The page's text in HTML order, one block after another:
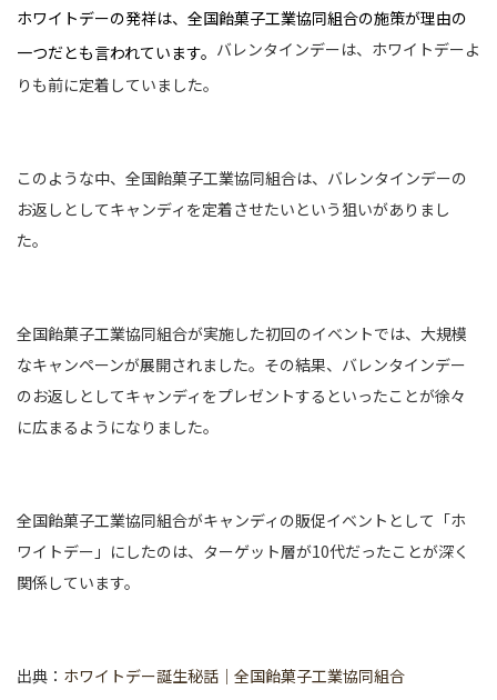
ホワイトデーの発祥は、全国飴菓子工業協同組合の施策が理由の
一つだとも言われています。 バレンタインデーは、ホワイトデーよ
りも前に定着していました。
このような中、全国飴菓子工業協同組合は、バレンタインデーの
お返しとしてキャンディを定着させたいという狙いがありまし
た。
全国飴菓子工業協同組合が実施した初回のイベントでは、大規模
なキャンペーンが展開されました。その結果、バレンタインデー
のお返しとしてキャンディをプレゼントするといったことが徐々
に広まるようになりました。
全国飴菓子工業協同組合がキャンディの販促イベントとして「ホ
ワイトデー」にしたのは、ターゲット層が10代だったことが深く
関係しています。
出典： ホワイトデー誕生秘話｜全国飴菓子工業協同組合